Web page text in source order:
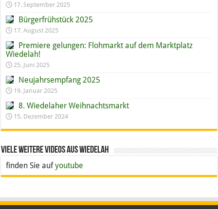
17. September 2025
Bürgerfrühstück 2025
17. August 2025
Premiere gelungen: Flohmarkt auf dem Marktplatz
Wiedelah!
25. Juni 2025
Neujahrsempfang 2025
19. Januar 2025
8. Wiedelaher Weihnachtsmarkt
15. Dezember 2024
Viele weitere Videos aus Wiedelah
finden Sie aufyoutube